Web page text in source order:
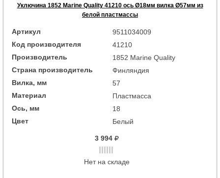
Уключина 1852 Marine Quality 41210 ось Ø18мм вилка Ø57мм из
белой пластмассы
Артикул
9511034009
Код производителя
41210
Производитель
1852 Marine Quality
Страна производитель
Финляндия
Вилка, мм
57
Материал
Пластмасса
Ось, мм
18
Цвет
Белый
3 994
Нет на складе